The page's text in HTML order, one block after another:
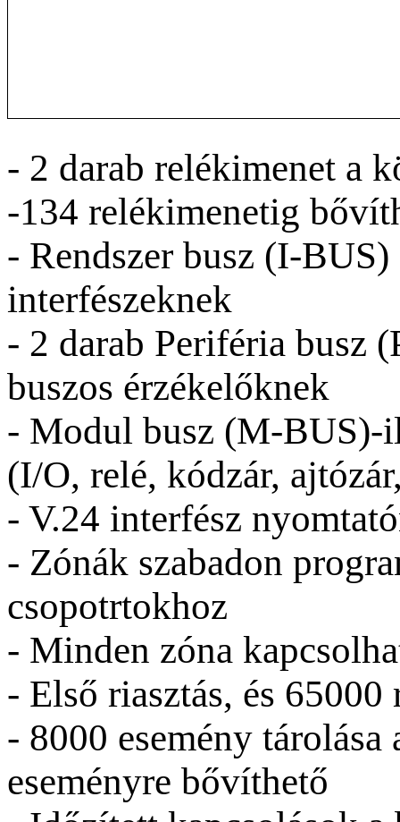
- 2 darab relékimenet a
-134 relékimenetig
- Rendszer busz (I-
interfészeknek
- 2 darab Periféria busz
buszos érzékelőknek
- Modul busz (M-BUS)-
(I/O, relé, kódzár,
- V.24 interfész
- Zónák szabadon
csopotrtokhoz
- Minden zóna
- Első riasztás, és 65000
- 8000 esemény
eseményre bővíthető